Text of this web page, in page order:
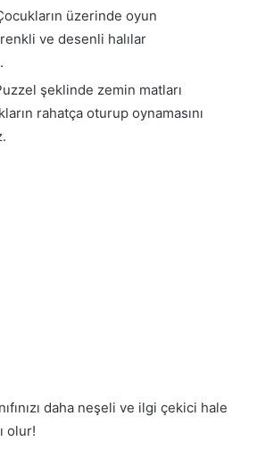
üzerinde oyun
ve desenli halılar
şeklinde zemin matları
rahatça oturup oynamasını
daha neşeli ve ilgi çekici hale
olur!